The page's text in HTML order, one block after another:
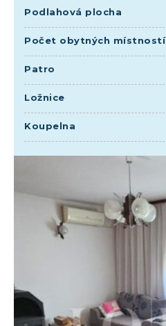
Podlahová plocha
Počet obytných místností
Patro
Ložnice
Koupelna